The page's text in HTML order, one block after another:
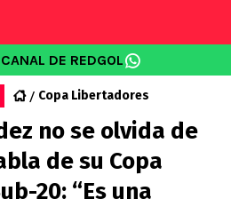
DE REDGOL
Copa Libertadores
no se olvida de
de su Copa
20: “Es una